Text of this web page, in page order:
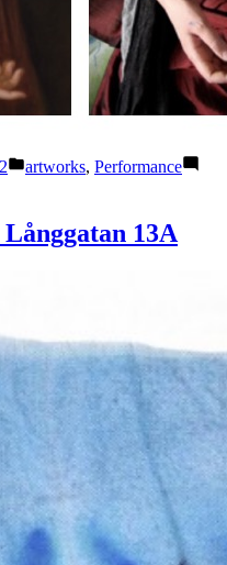
Publicerat
artworks, Performance
13A